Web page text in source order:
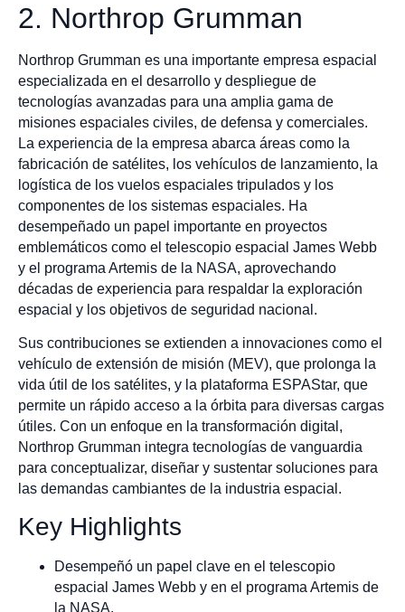
2. Northrop Grumman
Northrop Grumman es una importante empresa espacial
especializada en el desarrollo y despliegue de
tecnologías avanzadas para una amplia gama de
misiones espaciales civiles, de defensa y comerciales.
La experiencia de la empresa abarca áreas como la
fabricación de satélites, los vehículos de lanzamiento, la
logística de los vuelos espaciales tripulados y los
componentes de los sistemas espaciales. Ha
desempeñado un papel importante en proyectos
emblemáticos como el telescopio espacial James Webb
y el programa Artemis de la NASA, aprovechando
décadas de experiencia para respaldar la exploración
espacial y los objetivos de seguridad nacional.
Sus contribuciones se extienden a innovaciones como el
vehículo de extensión de misión (MEV), que prolonga la
vida útil de los satélites, y la plataforma ESPAStar, que
permite un rápido acceso a la órbita para diversas cargas
útiles. Con un enfoque en la transformación digital,
Northrop Grumman integra tecnologías de vanguardia
para conceptualizar, diseñar y sustentar soluciones para
las demandas cambiantes de la industria espacial.
Key Highlights
Desempeñó un papel clave en el telescopio
espacial James Webb y en el programa Artemis de
la NASA.